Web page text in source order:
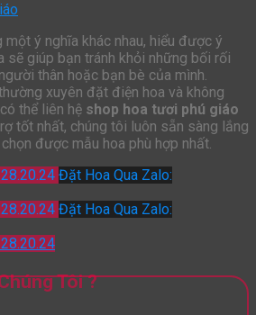
ý nghĩa khác nhau, hiểu được ý
sẽ giúp bạn tránh khỏi những bối rối
thân hoặc bạn bè của mình.
xuyên đặt điện hoa và không
thể liên hệ shop hoa tươi phú giáo
tốt nhất, chúng tôi luôn sẵn sàng lắng
được mẫu hoa phù hợp nhất.
Đặt Hoa Qua Zalo:
Đặt Hoa Qua Zalo:
Tôi ?